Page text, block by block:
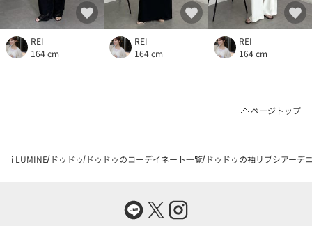
REI
164 cm
REI
164 cm
REI
164 cm
ページトップ
i LUMINE ドゥドゥ ドゥドゥのコーデイネート一覧 ドゥドゥの袖リブシアーデ